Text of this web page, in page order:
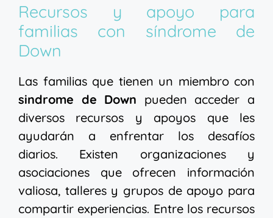
Recursos y apoyo para
familias con síndrome de
Down
Las familias que tienen un miembro con
sindrome de Down pueden acceder a
diversos recursos y apoyos que les
ayudarán a enfrentar los desafíos
diarios. Existen organizaciones y
asociaciones que ofrecen información
valiosa, talleres y grupos de apoyo para
compartir experiencias. Entre los recursos